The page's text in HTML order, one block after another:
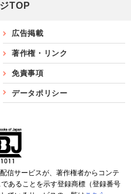
TOP
広告掲載
著作権・リンク
免責事項
データポリシー
信サービスが、著作権者からコンテ
あることを示す登録商標（登録番号